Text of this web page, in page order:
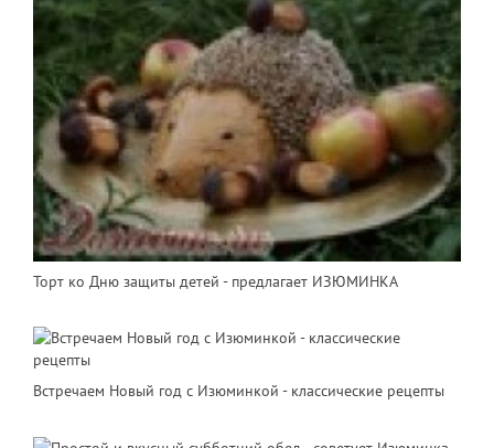
Торт ко Дню защиты детей - предлагает ИЗЮМИНКА
Встречаем Новый год с Изюминкой - классические рецепты